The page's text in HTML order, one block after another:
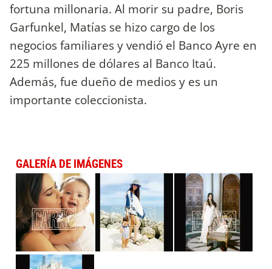
fortuna millonaria. Al morir su padre, Boris
Garfunkel, Matías se hizo cargo de los
negocios familiares y vendió el Banco Ayre en
225 millones de dólares al Banco Itaú.
Además, fue dueño de medios y es un
importante coleccionista.
GALERÍA DE IMÁGENES